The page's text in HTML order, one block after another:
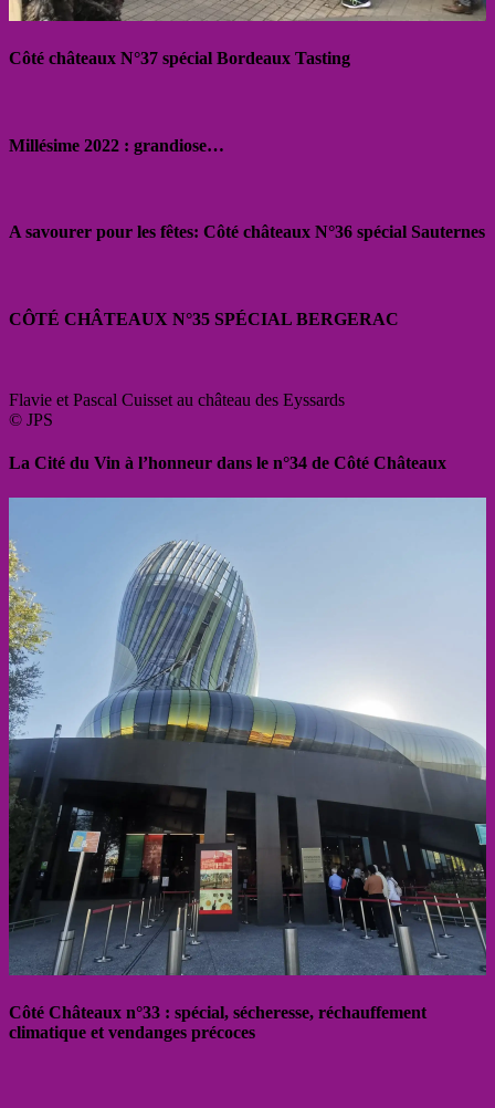
Côté châteaux N°37 spécial Bordeaux Tasting
Millésime 2022 : grandiose…
A savourer pour les fêtes: Côté châteaux N°36 spécial Sauternes
CÔTÉ CHÂTEAUX N°35 SPÉCIAL BERGERAC
Flavie et Pascal Cuisset au château des Eyssards
© JPS
La Cité du Vin à l’honneur dans le n°34 de Côté Châteaux
Côté Châteaux n°33 : spécial, sécheresse, réchauffement
climatique et vendanges précoces